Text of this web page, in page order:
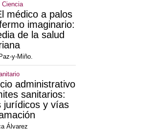
Ciencia
médico a palos
imaginario:
de la salud
y-Miño.
administrativo
sanitarios:
jurídicos y vías
Álvarez